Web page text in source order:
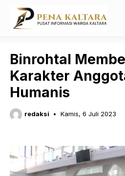
Langsung
Binrohtal
Karakter
Humanis
redaksi Kamis, 6 Juli 2023